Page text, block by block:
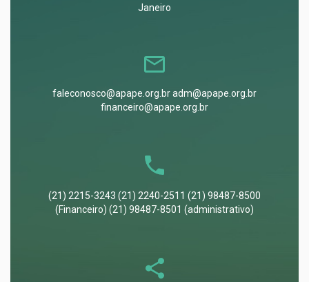
Janeiro
faleconosco@apape.org.br adm@apape.org.br
financeiro@apape.org.br
(21) 2215-3243 (21) 2240-2511 (21) 98487-8500
(Financeiro) (21) 98487-8501 (administrativo)